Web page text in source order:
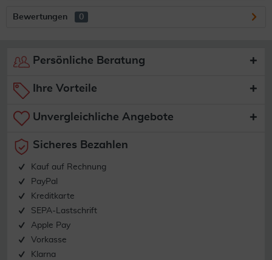
Bewertungen 0
Persönliche Beratung
Ihre Vorteile
Unvergleichliche Angebote
Sicheres Bezahlen
Kauf auf Rechnung
PayPal
Kreditkarte
SEPA-Lastschrift
Apple Pay
Vorkasse
Klarna